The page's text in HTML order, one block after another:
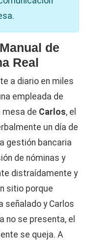
de
Real
a diario en miles
empleada de
mesa de Carlos, el
un día de
gestión bancaria
de nóminas y
distraídamente y
sitio porque
señalado y Carlos
no se presenta, el
se queja. A